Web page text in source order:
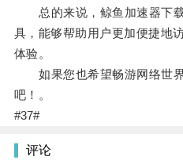
总的来说，鲸鱼加速器下载
具，能够帮助用户更加便捷地
体验。
如果您也希望畅游网络世界
吧！。
#37#
评论